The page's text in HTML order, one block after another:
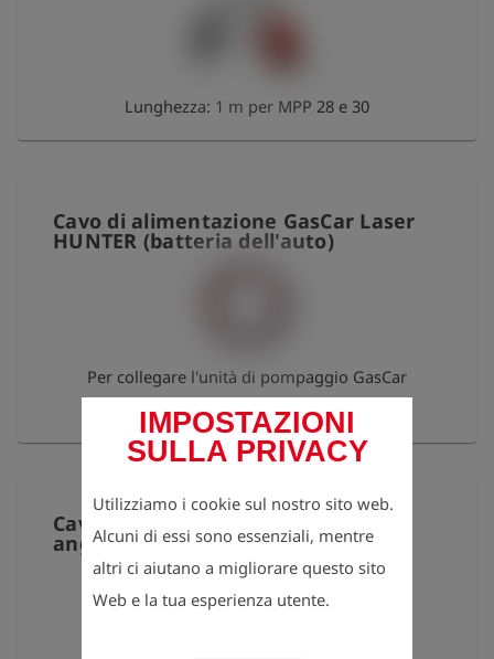
IMPOSTAZIONI
SULLA PRIVACY
Utilizziamo i cookie sul nostro sito web.
Alcuni di essi sono essenziali, mentre
altri ci aiutano a migliorare questo sito
Web e la tua esperienza utente.
Lunghezza: 1 m per MPP 28 e 30
Cavo di alimentazione GasCar Laser
HUNTER (batteria dell'auto)
Per collegare l'unità di pompaggio GasCar
direttamente alla batteria dell'automobile
Cavo di ricarica 12 V con spina cava
angolata a 2 vie 100 cm